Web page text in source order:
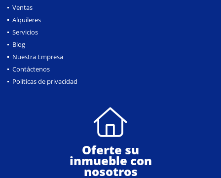
Ventas
Alquileres
Servicios
Blog
Nuestra Empresa
Contáctenos
Políticas de privacidad
Oferte su
inmueble con
nosotros